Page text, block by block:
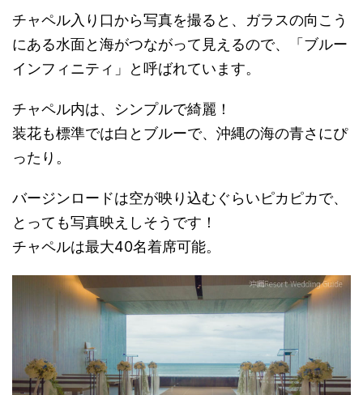
チャペル入り口から写真を撮ると、ガラスの向こう
にある水面と海がつながって見えるので、「ブルー
インフィニティ」と呼ばれています。
チャペル内は、シンプルで綺麗！
装花も標準では白とブルーで、沖縄の海の青さにぴ
ったり。
バージンロードは空が映り込むぐらいピカピカで、
とっても写真映えしそうです！
チャペルは最大40名着席可能。